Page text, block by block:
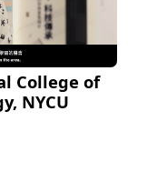
College of
NYCU